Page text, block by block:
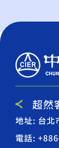
地址: 台北
電話: